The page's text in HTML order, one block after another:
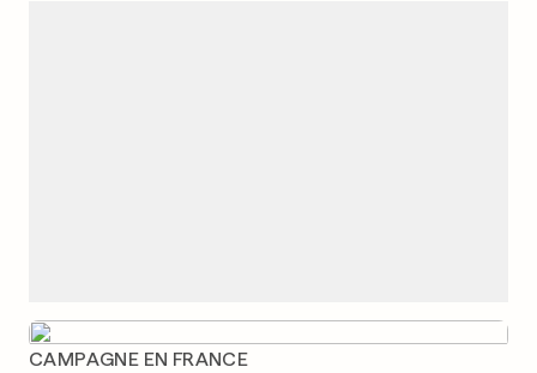
CAMPAGNE EN FRANCE